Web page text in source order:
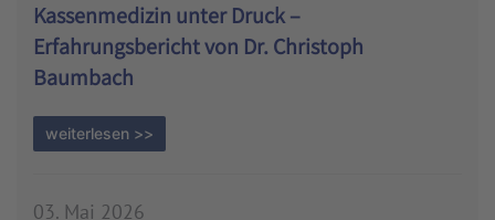
Kassenmedizin unter Druck –
Erfahrungsbericht von Dr. Christoph
Baumbach
weiterlesen >>
03. Mai 2026